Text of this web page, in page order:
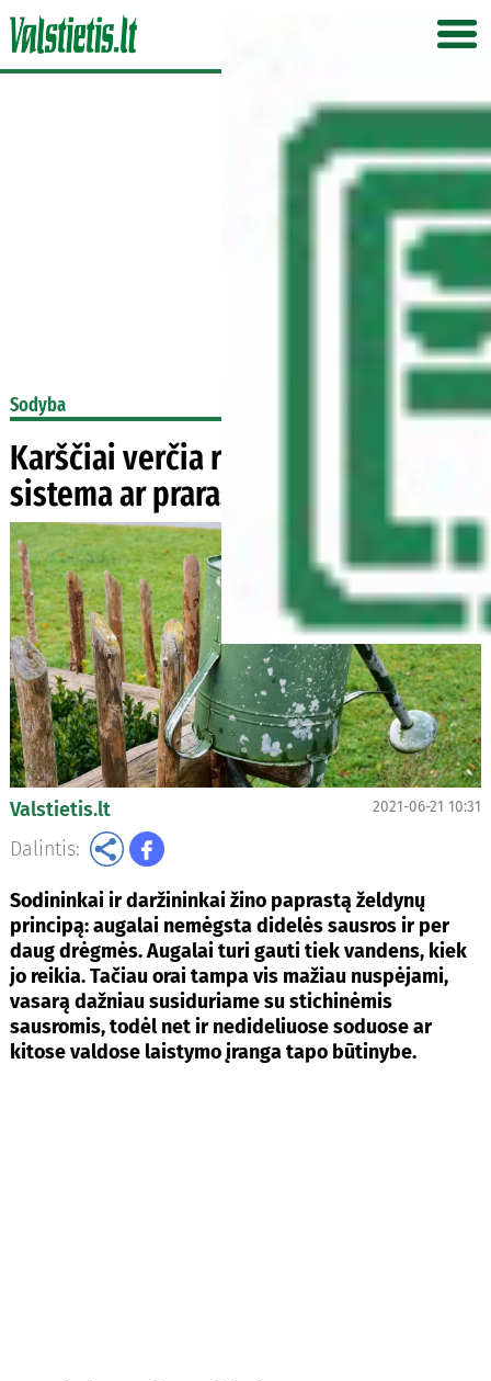
Sodyba
Karščiai verčia rinktis: laistymo
sistema ar prarasti augalai?
Valstietis.lt 2021-06-21 10:31
Dalintis:
Sodininkai ir daržininkai žino paprastą želdynų
principą: augalai nemėgsta didelės sausros ir per
daug drėgmės. Augalai turi gauti tiek vandens, kiek
jo reikia. Tačiau orai tampa vis mažiau nuspėjami,
vasarą dažniau susiduriame su stichinėmis
sausromis, todėl net ir nedideliuose soduose ar
kitose valdose laistymo įranga tapo būtinybe.